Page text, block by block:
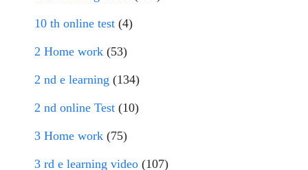
10 th online test (4)
2 Home work (53)
2 nd e learning (134)
2 nd online Test (10)
3 Home work (75)
3 rd e learning video (107)